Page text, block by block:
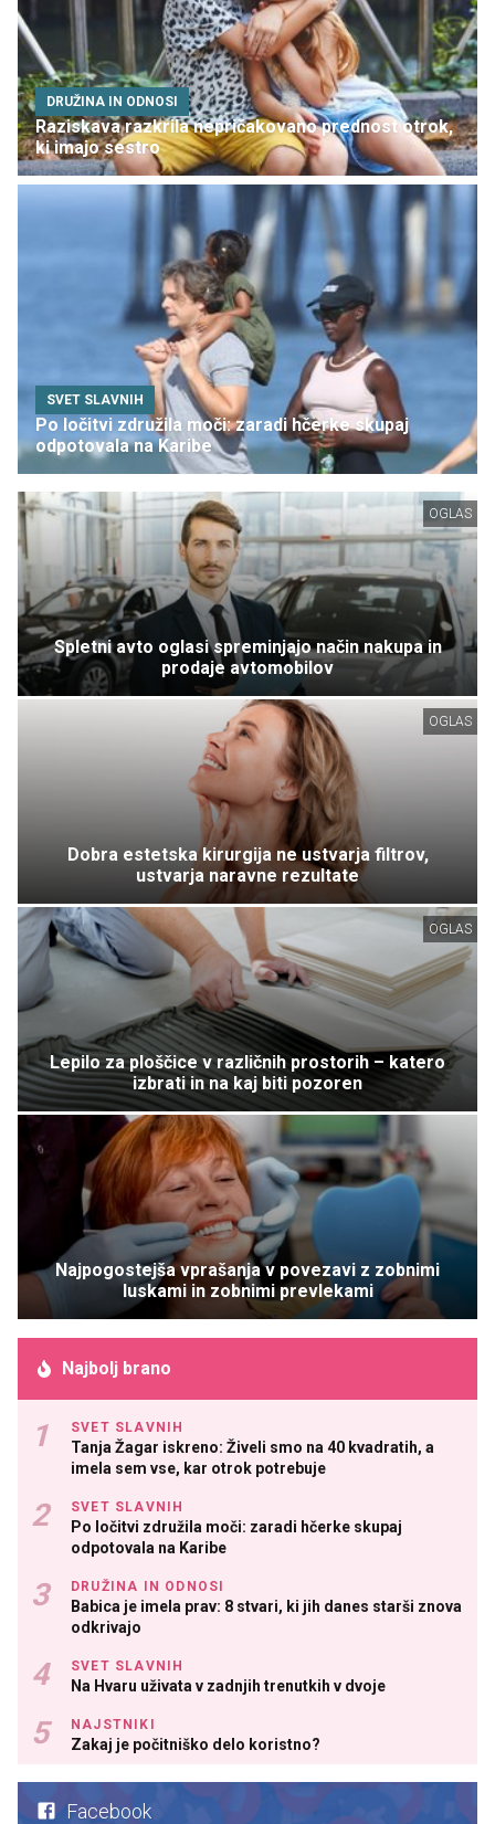
DRUŽINA IN ODNOSI
Raziskava razkrila nepričakovano prednost otrok,
ki imajo sestro
SVET SLAVNIH
Po ločitvi združila moči: zaradi hčerke skupaj
odpotovala na Karibe
OGLAS
Spletni avto oglasi spreminjajo način nakupa in
prodaje avtomobilov
OGLAS
Dobra estetska kirurgija ne ustvarja filtrov,
ustvarja naravne rezultate
OGLAS
Lepilo za ploščice v različnih prostorih – katero
izbrati in na kaj biti pozoren
Najpogostejša vprašanja v povezavi z zobnimi
luskami in zobnimi prevlekami
Najbolj brano
SVET SLAVNIH
Tanja Žagar iskreno: Živeli smo na 40 kvadratih, a
imela sem vse, kar otrok potrebuje
SVET SLAVNIH
Po ločitvi združila moči: zaradi hčerke skupaj
odpotovala na Karibe
DRUŽINA IN ODNOSI
Babica je imela prav: 8 stvari, ki jih danes starši znova
odkrivajo
SVET SLAVNIH
Na Hvaru uživata v zadnjih trenutkih v dvoje
NAJSTNIKI
Zakaj je počitniško delo koristno?
Facebook